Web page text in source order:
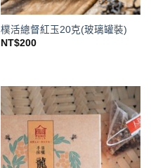
樸活總督紅玉20克(玻璃罐裝)
NT$200